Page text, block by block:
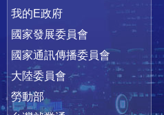
我的E政府
國家發展委員會
國家通訊傳播委員會
大陸委員會
勞動部